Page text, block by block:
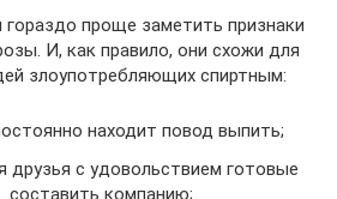
гораздо проще заметить признаки
И, как правило, они схожи для
злоупотребляющих спиртным:
находит повод выпить;
друзья с удовольствием готовые
составить компанию;